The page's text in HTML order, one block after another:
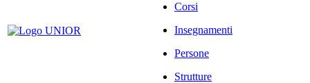
Corsi
Insegnamenti
Persone
Strutture